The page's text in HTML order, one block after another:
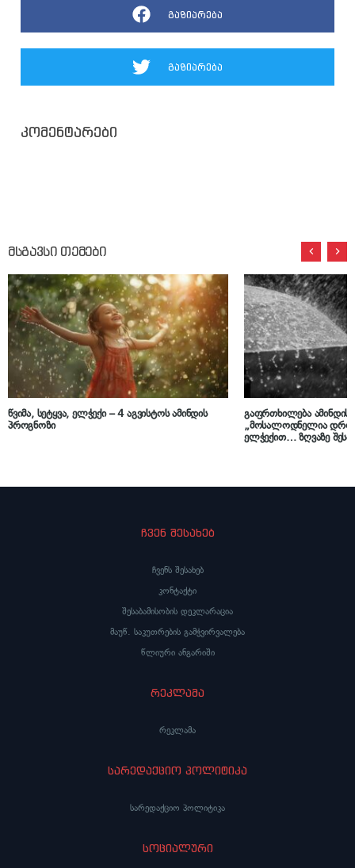
გაზიარება
გაზიარება
კომენტარები
მსგავსი თემები
წვიმა, სეტყვა, ელჭექი – 4 აგვისტოს ამინდის
პროგნოზი
გაფრთხილება ამინდის
„მოსალოდნელია
ელჭექით… ზღვაზე
ჩვენ შესახებ
ჩვენს შესახებ
კონტაქტი
შესაბამისობის დეკლარაცია
მაუწ. საკუთრების გამჭვირვალება
წლიური ანგარიში
რეკლამა
რეკლამა
სარედაქციო პოლიტიკა
სარედაქციო პოლიტიკა
სოციალური